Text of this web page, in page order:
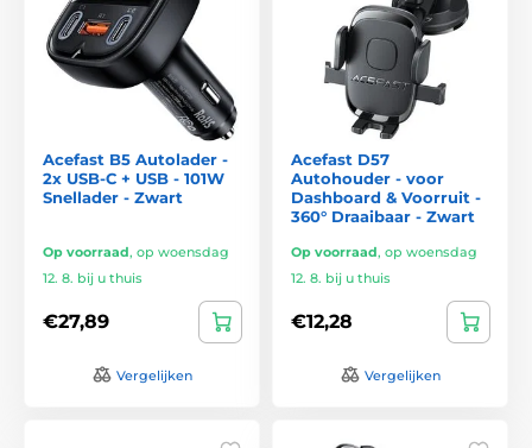
Acefast B5 Autolader -
2x USB-C + USB - 101W
Snellader - Zwart
Op voorraad, op woensdag
12. 8. bij u thuis
€27,89
Vergelijken
Acefast D57
Autohouder - voor
Dashboard & Voorruit -
360° Draaibaar - Zwart
Op voorraad, op woensdag
12. 8. bij u thuis
€12,28
Vergelijken